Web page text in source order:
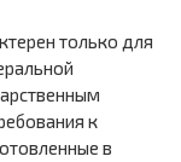
только для
к
в